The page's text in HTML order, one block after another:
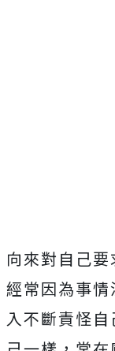
向來對自己要
經常因為事情
入不斷責怪